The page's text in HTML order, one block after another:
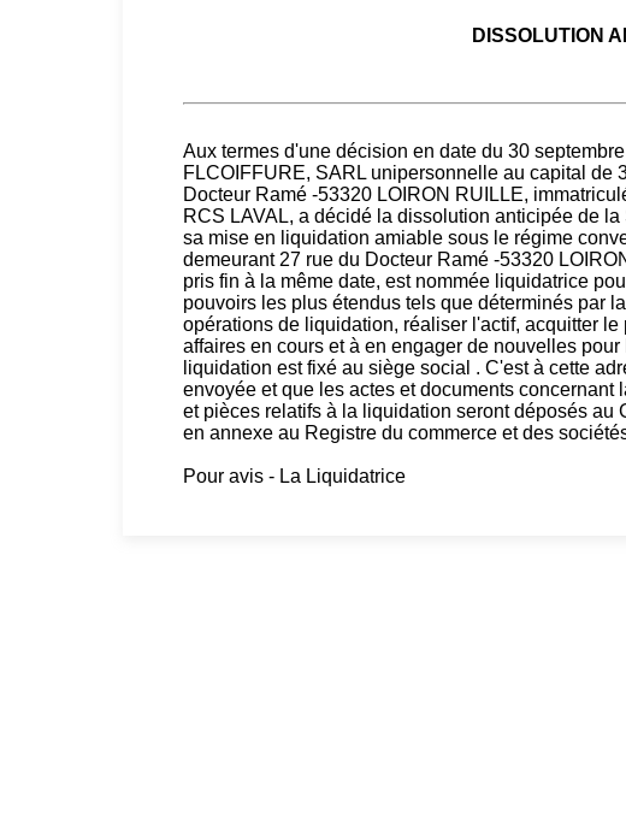
DISSOLUTION
Aux termes d'une décision en date du 30
FLCOIFFURE, SARL unipersonnelle au capital de
Docteur Ramé -53320 LOIRON RUILLE,
RCS LAVAL, a décidé la dissolution anticipée de
sa mise en liquidation amiable sous le régime
demeurant 27 rue du Docteur Ramé -53320
pris fin à la même date, est nommée liquidatrice
pouvoirs les plus étendus tels que déterminés par
opérations de liquidation, réaliser l'actif, acquitter
affaires en cours et à en engager de nouvelles
liquidation est fixé au siège social . C'est à cette
envoyée et que les actes et documents
et pièces relatifs à la liquidation seront déposés au
en annexe au Registre du commerce et des
Pour avis - La Liquidatrice